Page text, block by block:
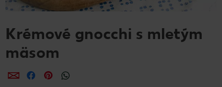
Krémové gnocchi s mletým
mäsom
ZdieľaťZdieľaťZdieľať